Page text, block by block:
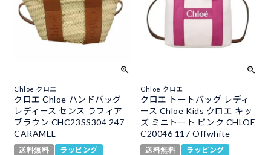
Chloe クロエ
クロエ Chloe ハンドバッグ
レディース センス ラフィア
ブラウン CHC23SS304 247
CARAMEL
送料無料
ラッピング
Chloe クロエ
クロエ トートバッグ レディ
ース Chloe Kids クロエ キッ
ズ ミニトート ピンク CHLOE
C20046 117 Offwhite
送料無料
ラッピング